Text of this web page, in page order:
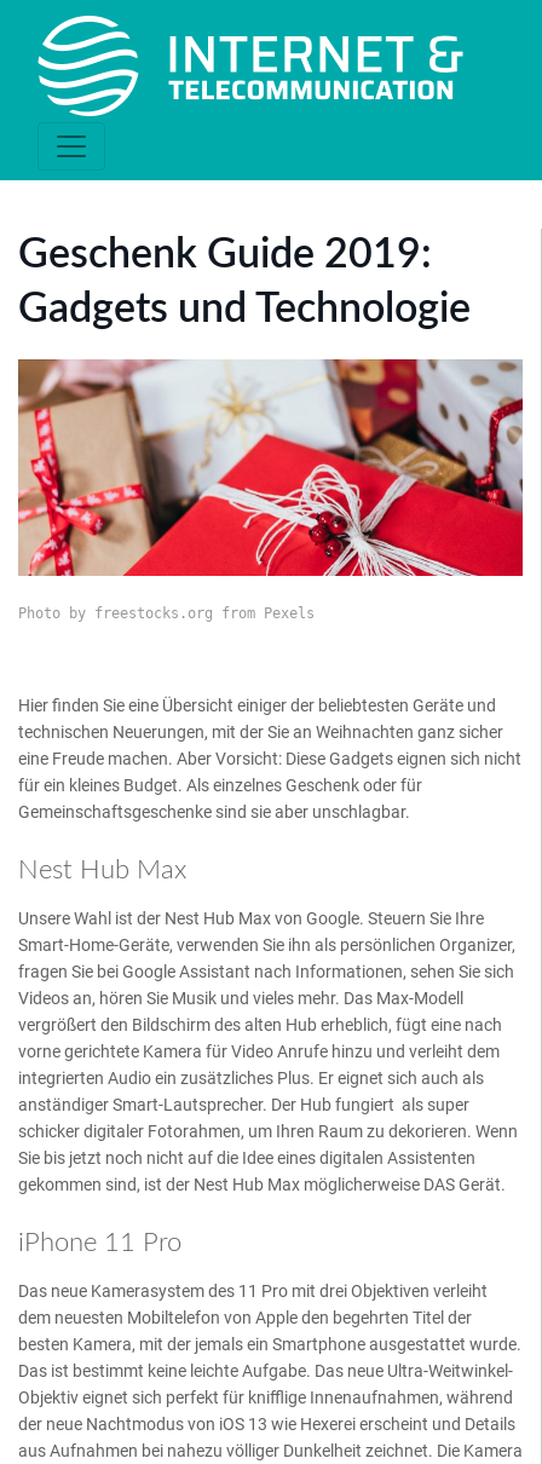
Geschenk Guide 2019:
Gadgets und Technologie
Photo by freestocks.org from Pexels
Hier finden Sie eine Übersicht einiger der beliebtesten Geräte und
technischen Neuerungen, mit der Sie an Weihnachten ganz sicher
eine Freude machen. Aber Vorsicht: Diese Gadgets eignen sich nicht
für ein kleines Budget. Als einzelnes Geschenk oder für
Gemeinschaftsgeschenke sind sie aber unschlagbar.
Nest Hub Max
Unsere Wahl ist der Nest Hub Max von Google. Steuern Sie Ihre
Smart-Home-Geräte, verwenden Sie ihn als persönlichen Organizer,
fragen Sie bei Google Assistant nach Informationen, sehen Sie sich
Videos an, hören Sie Musik und vieles mehr. Das Max-Modell
vergrößert den Bildschirm des alten Hub erheblich, fügt eine nach
vorne gerichtete Kamera für Video Anrufe hinzu und verleiht dem
integrierten Audio ein zusätzliches Plus. Er eignet sich auch als
anständiger Smart-Lautsprecher. Der Hub fungiert als super
schicker digitaler Fotorahmen, um Ihren Raum zu dekorieren. Wenn
Sie bis jetzt noch nicht auf die Idee eines digitalen Assistenten
gekommen sind, ist der Nest Hub Max möglicherweise DAS Gerät.
iPhone 11 Pro
Das neue Kamerasystem des 11 Pro mit drei Objektiven verleiht
dem neuesten Mobiltelefon von Apple den begehrten Titel der
besten Kamera, mit der jemals ein Smartphone ausgestattet wurde.
Das ist bestimmt keine leichte Aufgabe. Das neue Ultra-Weitwinkel-
Objektiv eignet sich perfekt für knifflige Innenaufnahmen, während
der neue Nachtmodus von iOS 13 wie Hexerei erscheint und Details
aus Aufnahmen bei nahezu völliger Dunkelheit zeichnet. Die Kamera